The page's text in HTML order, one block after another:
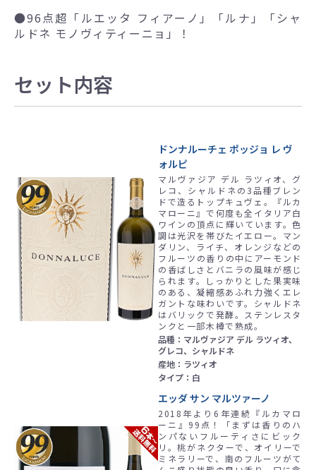
●96点超「ルエッタ フィアーノ」「ルナ」「シャ
ルドネ モノヴィティーニョ」！
セット内容
ドンナルーチェ ポッジョ レ ヴ
ォルピ
マルヴァジア デル ラツィオ、グ
レコ、シャルドネの3品種ブレン
ドで造るトップキュヴェ。『ルカ
マローニ』で何度も全イタリア白
ワインの頂点に輝いています。色
調は光沢を帯びたイエロー。マン
ダリン、ライチ、オレンジなどの
フルーツの香りの中にアーモンド
の香ばしさとバニラの風味が感じ
られます。しっかりとした果実味
のある、凝縮感あふれ力強くエレ
ガントな味わいです。シャルドネ
はバリックで発酵。ステンレスタ
ンクと一部木樽で熟成。
品種：マルヴァジア デル ラツィオ、
グレコ、シャルドネ
産地：ラツィオ
タイプ：白
エッダ サン マルツァーノ
2018年より6年連続『ルカマロ
ーニ』99点！「まずは香りのハ
ンパないフルーティさにビック
リ。桃がネクターで、オイリーで
ミネラリーで、南のフルーツがて